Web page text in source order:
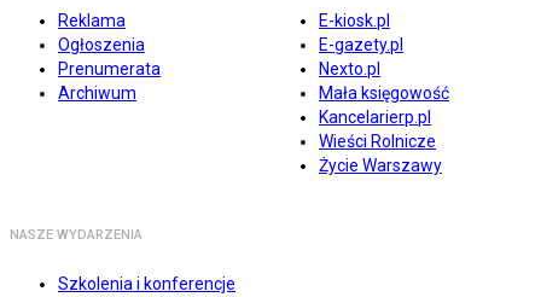
Reklama
Ogłoszenia
Prenumerata
Archiwum
E-kiosk.pl
E-gazety.pl
Nexto.pl
Mała księgowość
Kancelarierp.pl
Wieści Rolnicze
Życie Warszawy
NASZE WYDARZENIA
Szkolenia i konferencje